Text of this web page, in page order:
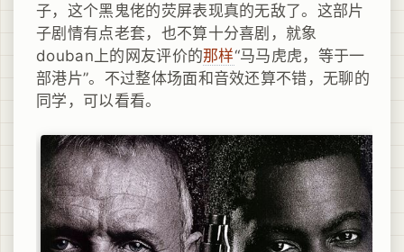
子，这个黑鬼佬的荧屏表现真的无敌了。这部片
子剧情有点老套，也不算十分喜剧，就象
douban上的网友评价的那样“马马虎虎，等于一
部港片”。不过整体场面和音效还算不错，无聊的
同学，可以看看。